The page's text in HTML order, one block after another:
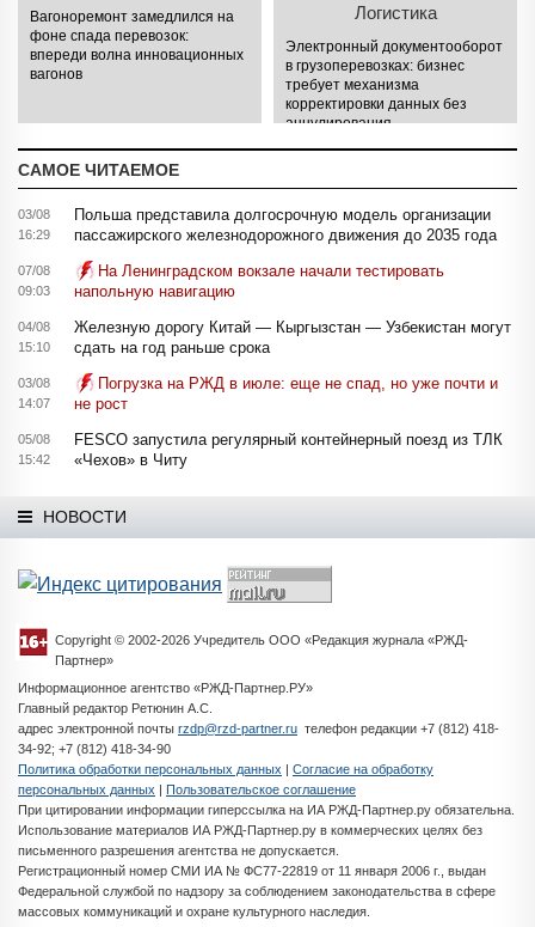
Вагоноремонт замедлился на
фоне спада перевозок:
впереди волна инновационных
вагонов
Логистика
Электронный документооборот
в грузоперевозках: бизнес
требует механизма
корректировки данных без
аннулирования
САМОЕ ЧИТАЕМОЕ
03/08
16:29
Польша представила долгосрочную модель организации
пассажирского железнодорожного движения до 2035 года
07/08
09:03
На Ленинградском вокзале начали тестировать
напольную навигацию
04/08
15:10
Железную дорогу Китай — Кыргызстан — Узбекистан могут
сдать на год раньше срока
03/08
14:07
Погрузка на РЖД в июле: еще не спад, но уже почти и
не рост
05/08
15:42
FESCO запустила регулярный контейнерный поезд из ТЛК
«Чехов» в Читу
НОВОСТИ
Copyright © 2002-2026 Учредитель ООО «Редакция журнала «РЖД-
Партнер»
Информационное агентство «РЖД-Партнер.РУ»
Главный редактор Ретюнин А.С.
адрес электронной почты rzdp@rzd-partner.ru телефон редакции +7 (812) 418-
34-92; +7 (812) 418-34-90
Политика обработки персональных данных | Согласие на обработку
персональных данных | Пользовательское соглашение
При цитировании информации гиперссылка на ИА РЖД-Партнер.ру обязательна.
Использование материалов ИА РЖД-Партнер.ру в коммерческих целях без
письменного разрешения агентства не допускается.
Регистрационный номер СМИ ИА № ФС77-22819 от 11 января 2006 г., выдан
Федеральной службой по надзору за соблюдением законодательства в сфере
массовых коммуникаций и охране культурного наследия.